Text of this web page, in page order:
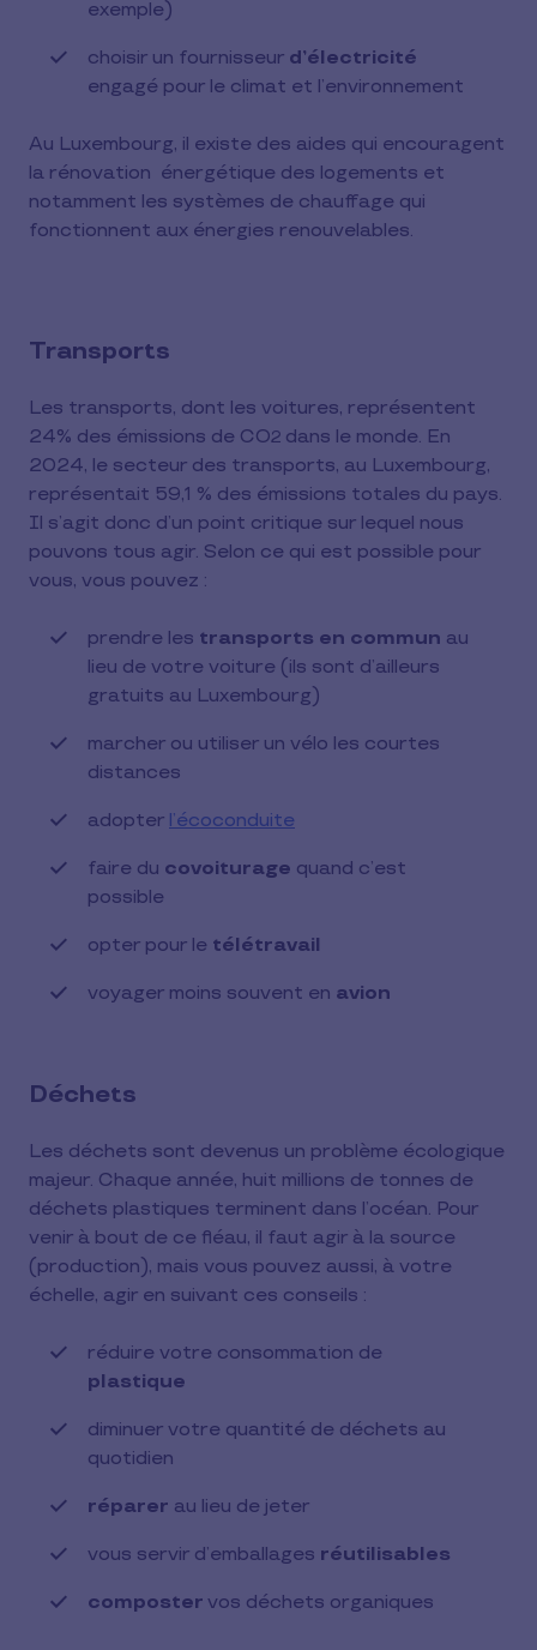
exemple)
choisir un fournisseur d’électricité
engagé pour le climat et l’environnement
Au Luxembourg, il existe des aides qui encouragent
la rénovation énergétique des logements et
notamment les systèmes de chauffage qui
fonctionnent aux énergies renouvelables.
Transports
Les transports, dont les voitures, représentent
24% des émissions de CO2 dans le monde. En
2024, le secteur des transports, au Luxembourg,
représentait 59,1 % des émissions totales du pays.
Il s’agit donc d’un point critique sur lequel nous
pouvons tous agir. Selon ce qui est possible pour
vous, vous pouvez :
prendre les transports en commun au
lieu de votre voiture (ils sont d’ailleurs
gratuits au Luxembourg)
marcher ou utiliser un vélo les courtes
distances
adopter l’écoconduite
faire du covoiturage quand c’est
possible
opter pour le télétravail
voyager moins souvent en avion
Déchets
Les déchets sont devenus un problème écologique
majeur. Chaque année, huit millions de tonnes de
déchets plastiques terminent dans l’océan. Pour
venir à bout de ce fléau, il faut agir à la source
(production), mais vous pouvez aussi, à votre
échelle, agir en suivant ces conseils :
réduire votre consommation de
plastique
diminuer votre quantité de déchets au
quotidien
réparer au lieu de jeter
vous servir d’emballages réutilisables
composter vos déchets organiques